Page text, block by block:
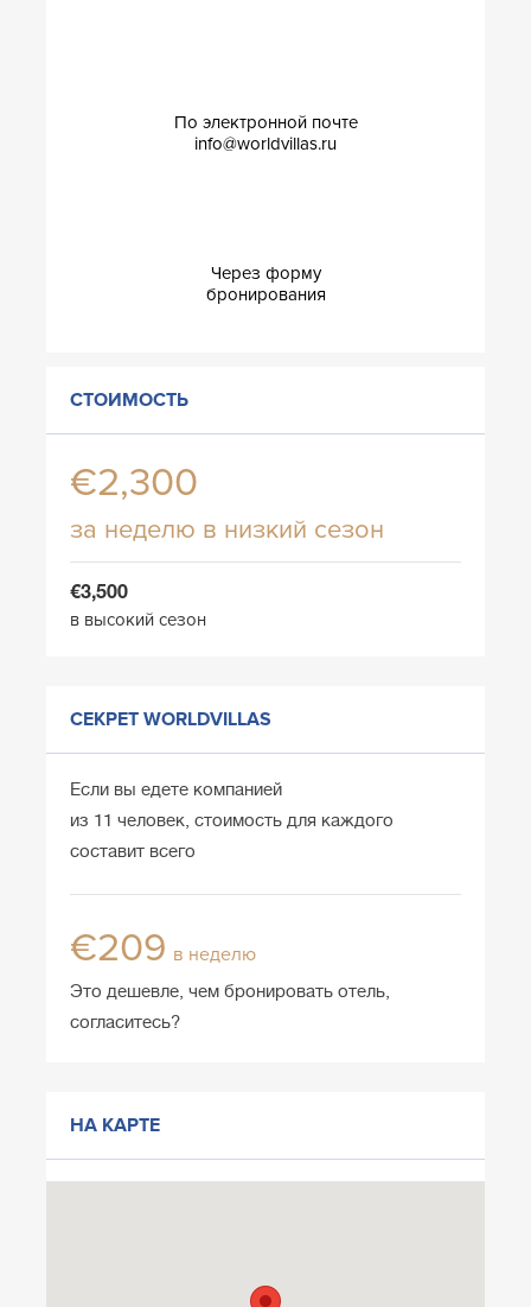
По электронной почте
info@worldvillas.ru
Через форму
бронирования
СТОИМОСТЬ
€2,300
за неделю в низкий сезон
€3,500
в высокий сезон
СЕКРЕТ WORLDVILLAS
Если вы едете компанией
из 11 человек, стоимость для каждого
составит всего
€209 в неделю
Это дешевле, чем бронировать отель,
согласитесь?
НА КАРТЕ